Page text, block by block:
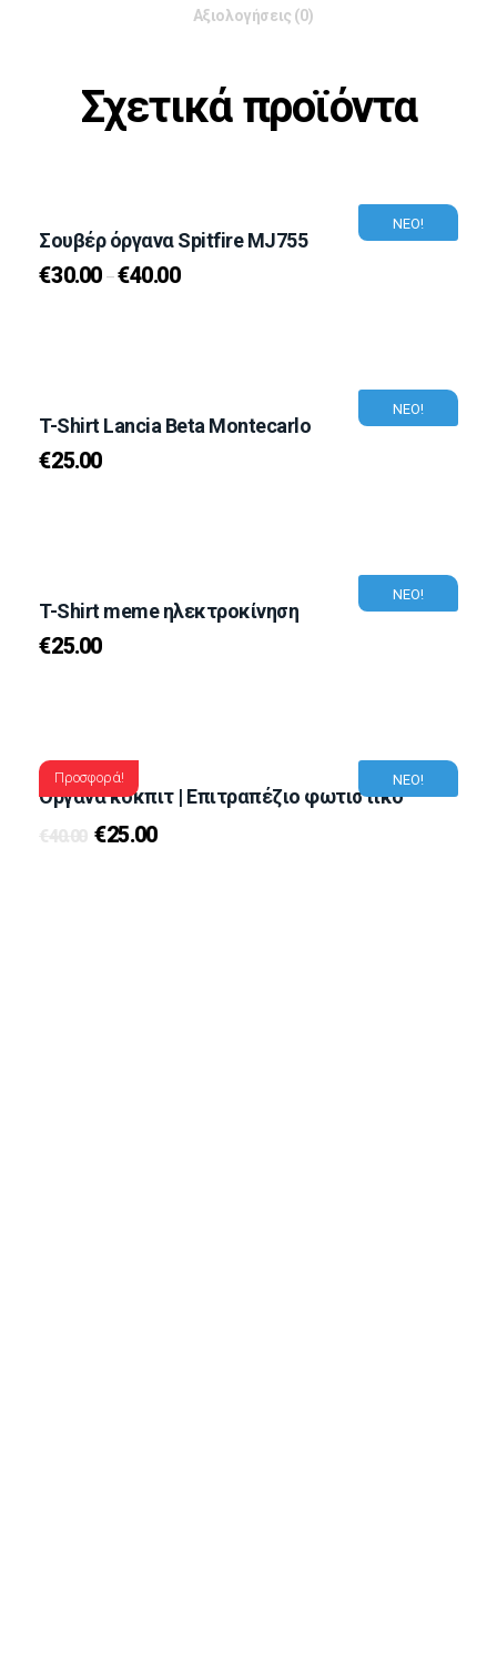
Αξιολογήσεις (0)
Σχετικά προϊόντα
ΝΕΟ!
Σουβέρ όργανα Spitfire MJ755
€30.00–€40.00
ΝΕΟ!
T-Shirt Lancia Beta Montecarlo
€25.00
ΝΕΟ!
T-Shirt meme ηλεκτροκίνηση
€25.00
Προσφορά! ΝΕΟ!
Oργανα κόκπιτ | Eπιτραπέζιο φωτιστικό
€40.00 €25.00